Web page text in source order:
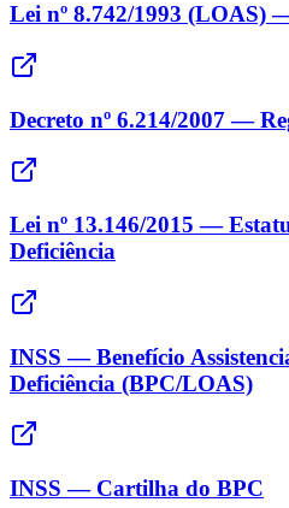
Lei nº 8.742/1993 (LOAS)
Decreto nº 6.214/2007 —
Lei nº 13.146/2015 —
Deficiência
INSS — Benefício
Deficiência (BPC/LOAS)
INSS — Cartilha do BPC